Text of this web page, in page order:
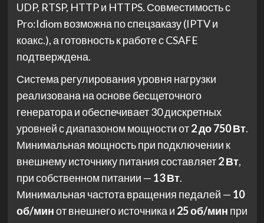
UDP, RTSP, HTTP и HTTPS. Совместимость с
Pro:Idiom возможна по спецзаказу (IPTV и
коакс.), а готовность к работе с CSAFE
подтверждена.
Система регулирования уровня нагрузки
реализована на основе бесщеточного
генератора и обеспечивает 30 дискретных
уровней с диапазоном мощности от2 до 750 Вт.
Минимальная мощность при подключении к
внешнему источнику питания составляет2 Вт,
при собственном питании — 13 Вт.
Минимальная частота вращения педалей — 10
об/минот внешнего источника и 25 об/мин при